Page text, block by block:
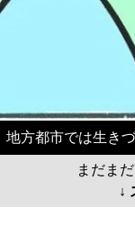
地方都市では生き
まだま
↓